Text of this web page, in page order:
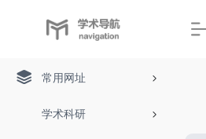
常用网址
学术科研